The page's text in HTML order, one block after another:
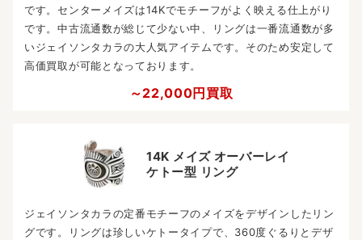
です。センターメイズは14Kでモチーフがよく映える仕上がり
です。中古流通数が総じて少ない中、リングは一番流通数が多
いジェイソンタカラの大人気アイテムです。そのため安定して
高価買取が可能となっております。
～22,000円買取
14K メイズ オーバーレイ
ケトー型 リング
ジェイソンタカラの定番モチーフのメイズをデザインしたリン
グです。リングは珍しいケトータイプで、360度ぐるりとデザ